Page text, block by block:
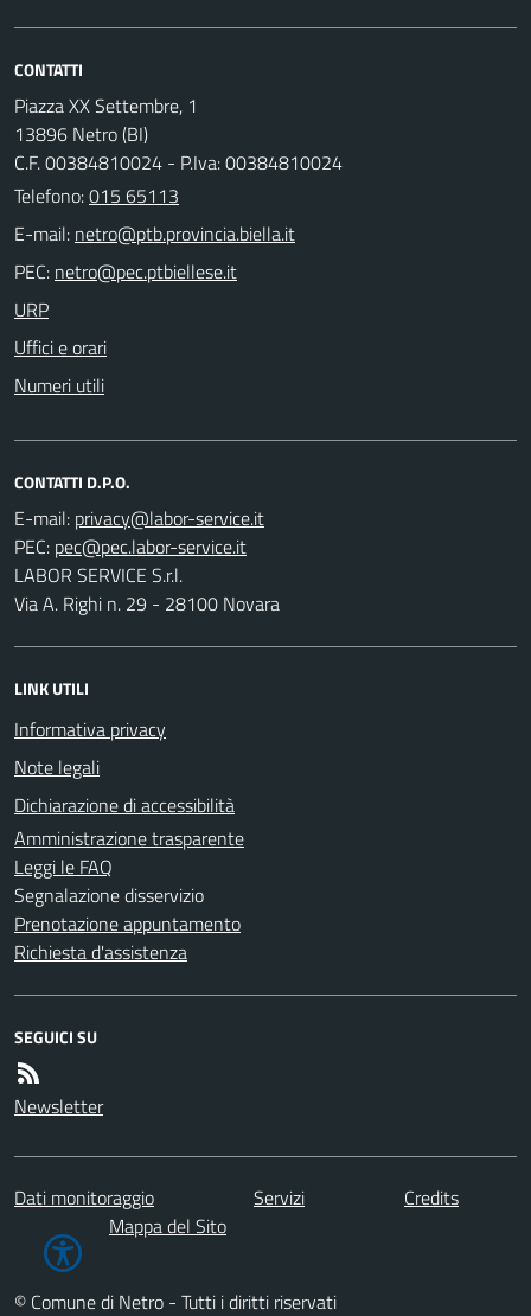
CONTATTI
Piazza XX Settembre, 1
13896 Netro (BI)
C.F. 00384810024 - P.Iva: 00384810024
Telefono:015 65113
E-mail:
PEC:
URP
Uffici e orari
Numeri utili
CONTATTI D.P.O.
E-mail:
PEC:
LABOR SERVICE S.r.l.
Via A. Righi n. 29 - 28100 Novara
LINK UTILI
Informativa privacy
Note legali
Dichiarazione di accessibilità
Amministrazione trasparente
Leggi le FAQ
Segnalazione disservizio
Prenotazione appuntamento
Richiesta d'assistenza
SEGUICI SU
Newsletter
Dati monitoraggio Servizi
Credits
Mappa del Sito
© Comune di Netro - Tutti i diritti riservati